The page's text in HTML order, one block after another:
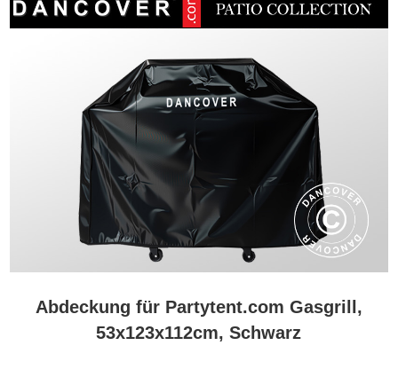
Abdeckung für Partytent.com Gasgrill,
53x123x112cm, Schwarz